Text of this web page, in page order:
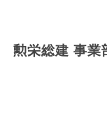
勲栄総建 事業